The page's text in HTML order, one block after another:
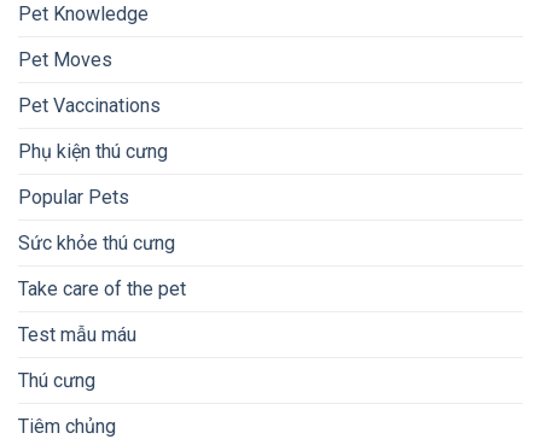
Pet Knowledge
Pet Moves
Pet Vaccinations
Phụ kiện thú cưng
Popular Pets
Sức khỏe thú cưng
Take care of the pet
Test mẫu máu
Thú cưng
Tiêm chủng